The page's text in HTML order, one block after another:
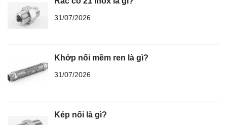
31/07/2026
Khớp nối mềm ren là gì?
31/07/2026
Kép nối là gì?